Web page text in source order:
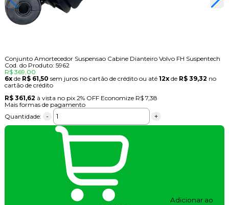
Conjunto Amortecedor Suspensao Cabine Dianteiro Volvo FH Suspentech
Cod. do Produto: 5962
R$ 369,00
6xde R$ 61,50 sem juros no cartão de crédito ou até 12xde R$ 39,32 no
cartão de crédito
R$ 361,62 à vista no pix 2% OFF Economize R$ 7,38
Mais formas de pagamento
Quantidade:
- +
Adicionar ao